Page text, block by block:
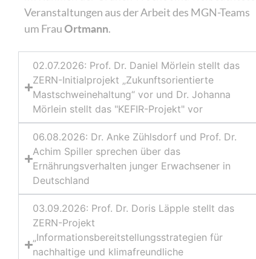
Veranstaltungen aus der Arbeit des MGN-Teams
um FrauOrtmann.
02.07.2026: Prof. Dr. Daniel Mörlein stellt das
ZERN-Initialprojekt „Zukunftsorientierte
Mastschweinehaltung“ vor und Dr. Johanna
Mörlein stellt das "KEFIR-Projekt" vor
06.08.2026: Dr. Anke Zühlsdorf und Prof. Dr.
Achim Spiller sprechen über das
Ernährungsverhalten junger Erwachsener in
Deutschland
03.09.2026: Prof. Dr. Doris Läpple stellt das
ZERN-Projekt
„Informationsbereitstellungsstrategien für
nachhaltige und klimafreundliche